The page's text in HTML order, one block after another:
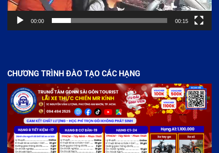
00:00 00:15
CHƯƠNG TRÌNH ĐÀO TẠO CÁC HẠNG